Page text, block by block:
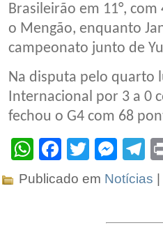
Brasileirão em 11°,
o Mengão, enquanto
campeonato junto de
Na disputa pelo quarto
Internacional por 3 a 0
fechou o G4 com 68
WhatsApp
Facebook
Twitter
Publicado em Notícias |